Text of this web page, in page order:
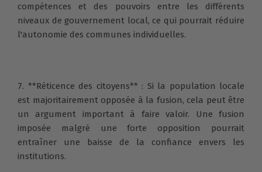
compétences et des pouvoirs entre les différents
niveaux de gouvernement local, ce qui pourrait réduire
l'autonomie des communes individuelles.
7. **Réticence des citoyens** : Si la population locale
est majoritairement opposée à la fusion, cela peut être
un argument important à faire valoir. Une fusion
imposée malgré une forte opposition pourrait
entraîner une baisse de la confiance envers les
institutions.